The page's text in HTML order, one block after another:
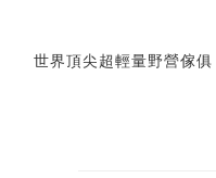
世界頂尖超輕量野營傢俱